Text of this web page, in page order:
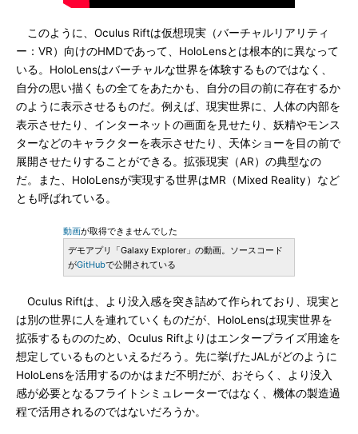
このように、Oculus Riftは仮想現実（バーチャルリアリティ
ー：VR）向けのHMDであって、HoloLensとは根本的に異なって
いる。HoloLensはバーチャルな世界を体験するものではなく、
自分の思い描くもの全てをあたかも、自分の目の前に存在するか
のように表示させるものだ。例えば、現実世界に、人体の内部を
表示させたり、インターネットの画面を見せたり、妖精やモンス
ターなどのキャラクターを表示させたり、天体ショーを目の前で
展開させたりすることができる。拡張現実（AR）の典型なの
だ。また、HoloLensが実現する世界はMR（Mixed Reality）など
とも呼ばれている。
動画が取得できませんでした
デモアプリ「Galaxy Explorer」の動画。ソースコード
がGitHubで公開されている
Oculus Riftは、より没入感を突き詰めて作られており、現実と
は別の世界に人を連れていくものだが、HoloLensは現実世界を
拡張するもののため、Oculus Riftよりはエンタープライズ用途を
想定しているものといえるだろう。先に挙げたJALがどのように
HoloLensを活用するのかはまだ不明だが、おそらく、より没入
感が必要となるフライトシミュレーターではなく、機体の製造過
程で活用されるのではないだろうか。